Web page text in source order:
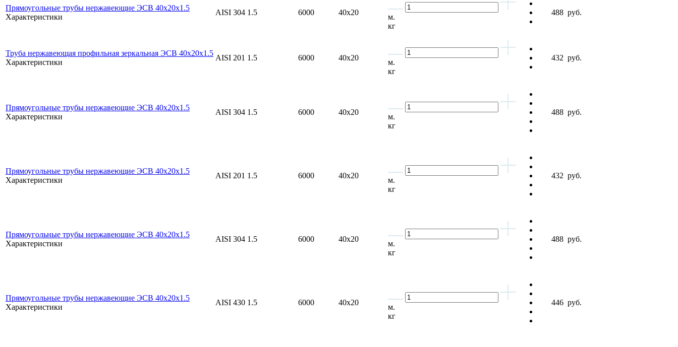
Прямоугольные трубы нержавеющие ЭСВ 40x20x1.5
Характеристики
AISI 304 1.5 6000 40x20
м.
кг
488 руб.
Труба нержавеющая профильная зеркальная ЭСВ 40x20x1.5
Характеристики
AISI 201 1.5 6000 40x20
м.
кг
432 руб.
Прямоугольные трубы нержавеющие ЭСВ 40x20x1.5
Характеристики
AISI 304 1.5 6000 40x20
м.
кг
488 руб.
Прямоугольные трубы нержавеющие ЭСВ 40x20x1.5
Характеристики
AISI 201 1.5 6000 40x20
м.
кг
432 руб.
Прямоугольные трубы нержавеющие ЭСВ 40x20x1.5
Характеристики
AISI 304 1.5 6000 40x20
м.
кг
488 руб.
Прямоугольные трубы нержавеющие ЭСВ 40x20x1.5
Характеристики
AISI 430 1.5 6000 40x20
м.
кг
446 руб.